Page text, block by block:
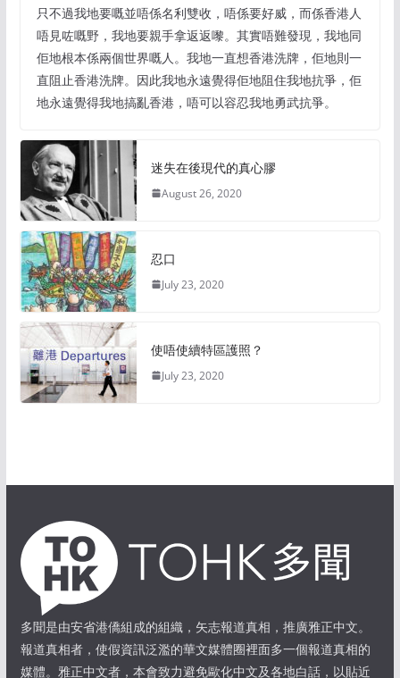
只不過我地要嘅並唔係名利雙收，唔係要好威，而係香港人
唔見咗嘅野，我地要親手拿返返嚟。其實唔難發現，我地同
佢地根本係兩個世界嘅人。我地一直想香港洗牌，佢地則一
直阻止香港洗牌。因此我地永遠覺得佢地阻住我地抗爭，佢
地永遠覺得我地搞亂香港，唔可以容忍我地勇武抗爭。
迷失在後現代的真心膠
August 26, 2020
忍口
July 23, 2020
使唔使續特區護照？
July 23, 2020
多聞是由安省港僑組成的組織，矢志報道真相，推廣雅正中文。
報道真相者，使假資訊泛濫的華文媒體圈裡面多一個報道真相的
媒體。雅正中文者，本會致力避免歐化中文及各地白話，以貼近